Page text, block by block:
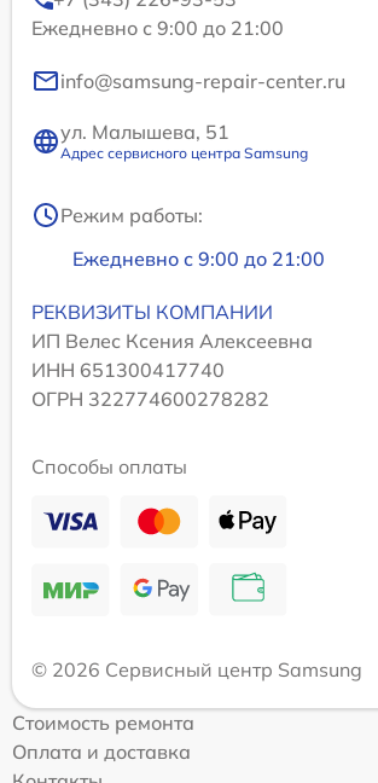
Ежедневно с 9:00 до 21:00
info@samsung-repair-center.ru
ул. Малышева, 51
Адрес сервисного центра Samsung
Режим работы:
Ежедневно с 9:00 до 21:00
РЕКВИЗИТЫ КОМПАНИИ
ИП Велес Ксения Алексеевна
ИНН 651300417740
ОГРН 322774600278282
Способы оплаты
© 2026 Сервисный центр Samsung
Стоимость ремонта
Оплата и доставка